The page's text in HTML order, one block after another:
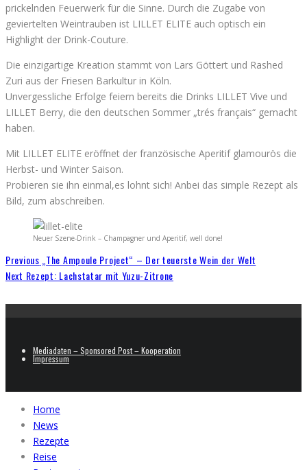
prickelnden Feuerwerk für die Sinne. Durch die Zugabe von
geviertelten Weintrauben ist LILLET ELITE auch optisch ein
Highlight der Drink-Couture.
Die einzigartige Kreation stammt von Lars Göttert und Rashed
Zuri aus der Friesen Barkultur in Köln.
Unvergessliche Erfolge feiern bereits die Drinks LILLET Vive und
LILLET Berry, die den deutschen Sommer „trés français“ gemacht
haben.
Mit LILLET ELITE eröffnet der französische Aperitif glamourös die
Herbst- und Winter Saison.
Probieren sie ihn einmal,es lohnt sich! Anbei das simple Rezept als
Bild, zum abschreiben.
Neuer Szene-Drink – Champagner und Aperitif, well done!
Previous „The Ampoule Project“ – Der teuerste Wein der Welt
Next Rezept: Lachstatar mit Yuzu-Zitrone
Mediadaten – Sponsored Post – Kooperation
Impressum
Home
News
Rezepte
Reise